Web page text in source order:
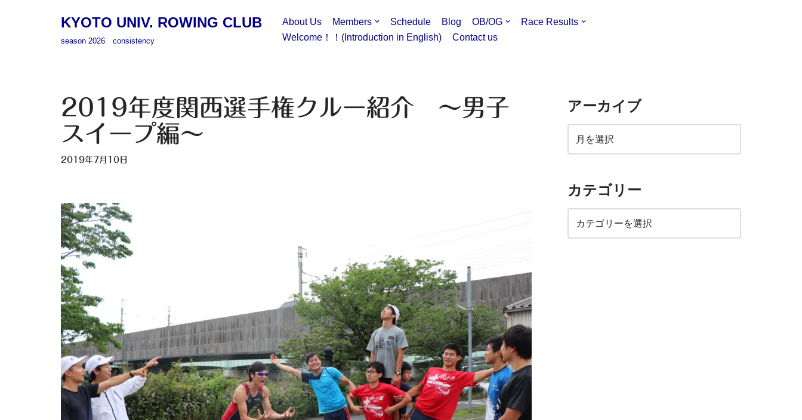
KYOTO UNIV. ROWING CLUB
season 2026 consistency
About Us Members Schedule Blog OB/OG
Race Results
Welcome！！(Introduction in English)
Contact us
2019年度関西選手権クルー紹介 ～男子
スイープ編～
2019年7月10日
アーカイブ
カテゴリー